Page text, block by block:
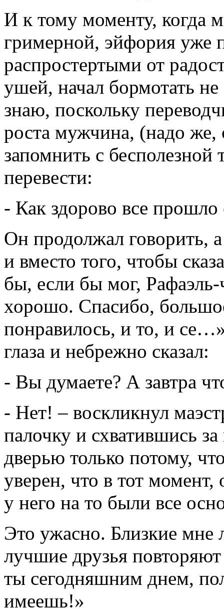
И к тому моменту, когда
гримерной, эйфория уже
распростертыми от
ушей, начал бормотать
знаю, поскольку
роста мужчина, (надо
запомнить с
перевести:
- Как здорово все прошло
Он продолжал говорить,
и вместо того, чтобы
бы, если бы мог,
хорошо. Спасибо,
понравилось, и то, и
глаза и небрежно сказал:
- Вы думаете? А завтра
- Нет! – воскликнул
палочку и схватившись
дверью только потому,
уверен, что в тот
у него на то были все
Это ужасно. Близкие
лучшие друзья
ты сегодняшним днем,
имеешь!»